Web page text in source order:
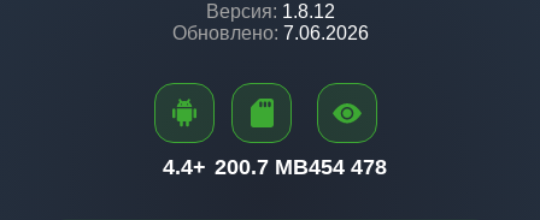
Версия: 1.8.12
Обновлено: 7.06.2026
4.4+ 200.7 MB454 478